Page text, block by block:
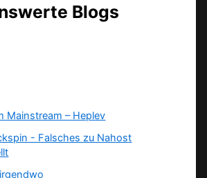
Blogs
Mainstream – Heplev
- Falsches zu Nahost